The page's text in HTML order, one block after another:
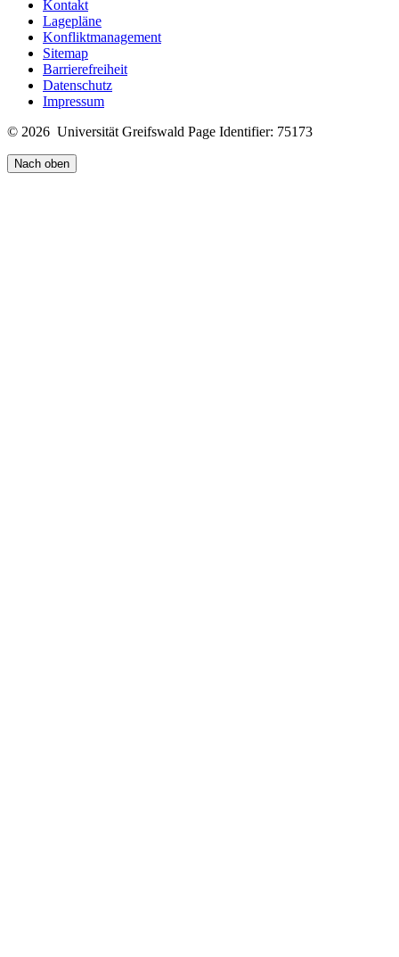
Kontakt
Lagepläne
Konfliktmanagement
Sitemap
Barrierefreiheit
Datenschutz
Impressum
© 2026 Universität Greifswald Page Identifier: 75173
Nach oben